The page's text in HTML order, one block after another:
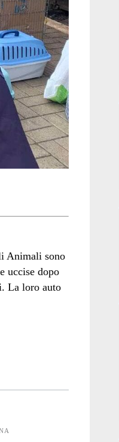
Animali sono
uccise dopo
La loro auto